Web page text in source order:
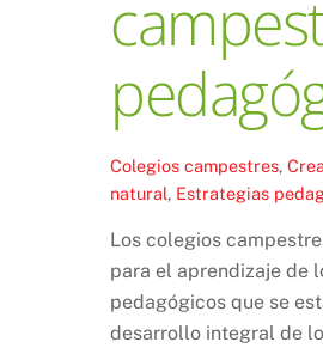
Colegios campestres,
natural, Estrategias
Los colegios
para el aprendizaje de
pedagógicos que se
desarrollo integral de